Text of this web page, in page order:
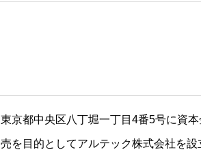
東京都中央区八丁堀一丁目4番5号に資
売を目的としてアルテック株式会社を設